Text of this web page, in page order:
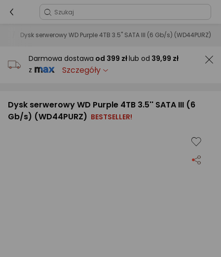
Dysk serwerowy WD Purple 4TB 3.5'' SATA III (6 Gb/s) (WD44PURZ)
Darmowa dostawa od 399 złlub od 39,99 zł
z
Szczegóły
Dysk serwerowy WD Purple 4TB 3.5'' SATA III (6
Gb/s) (WD44PURZ) BESTSELLER!